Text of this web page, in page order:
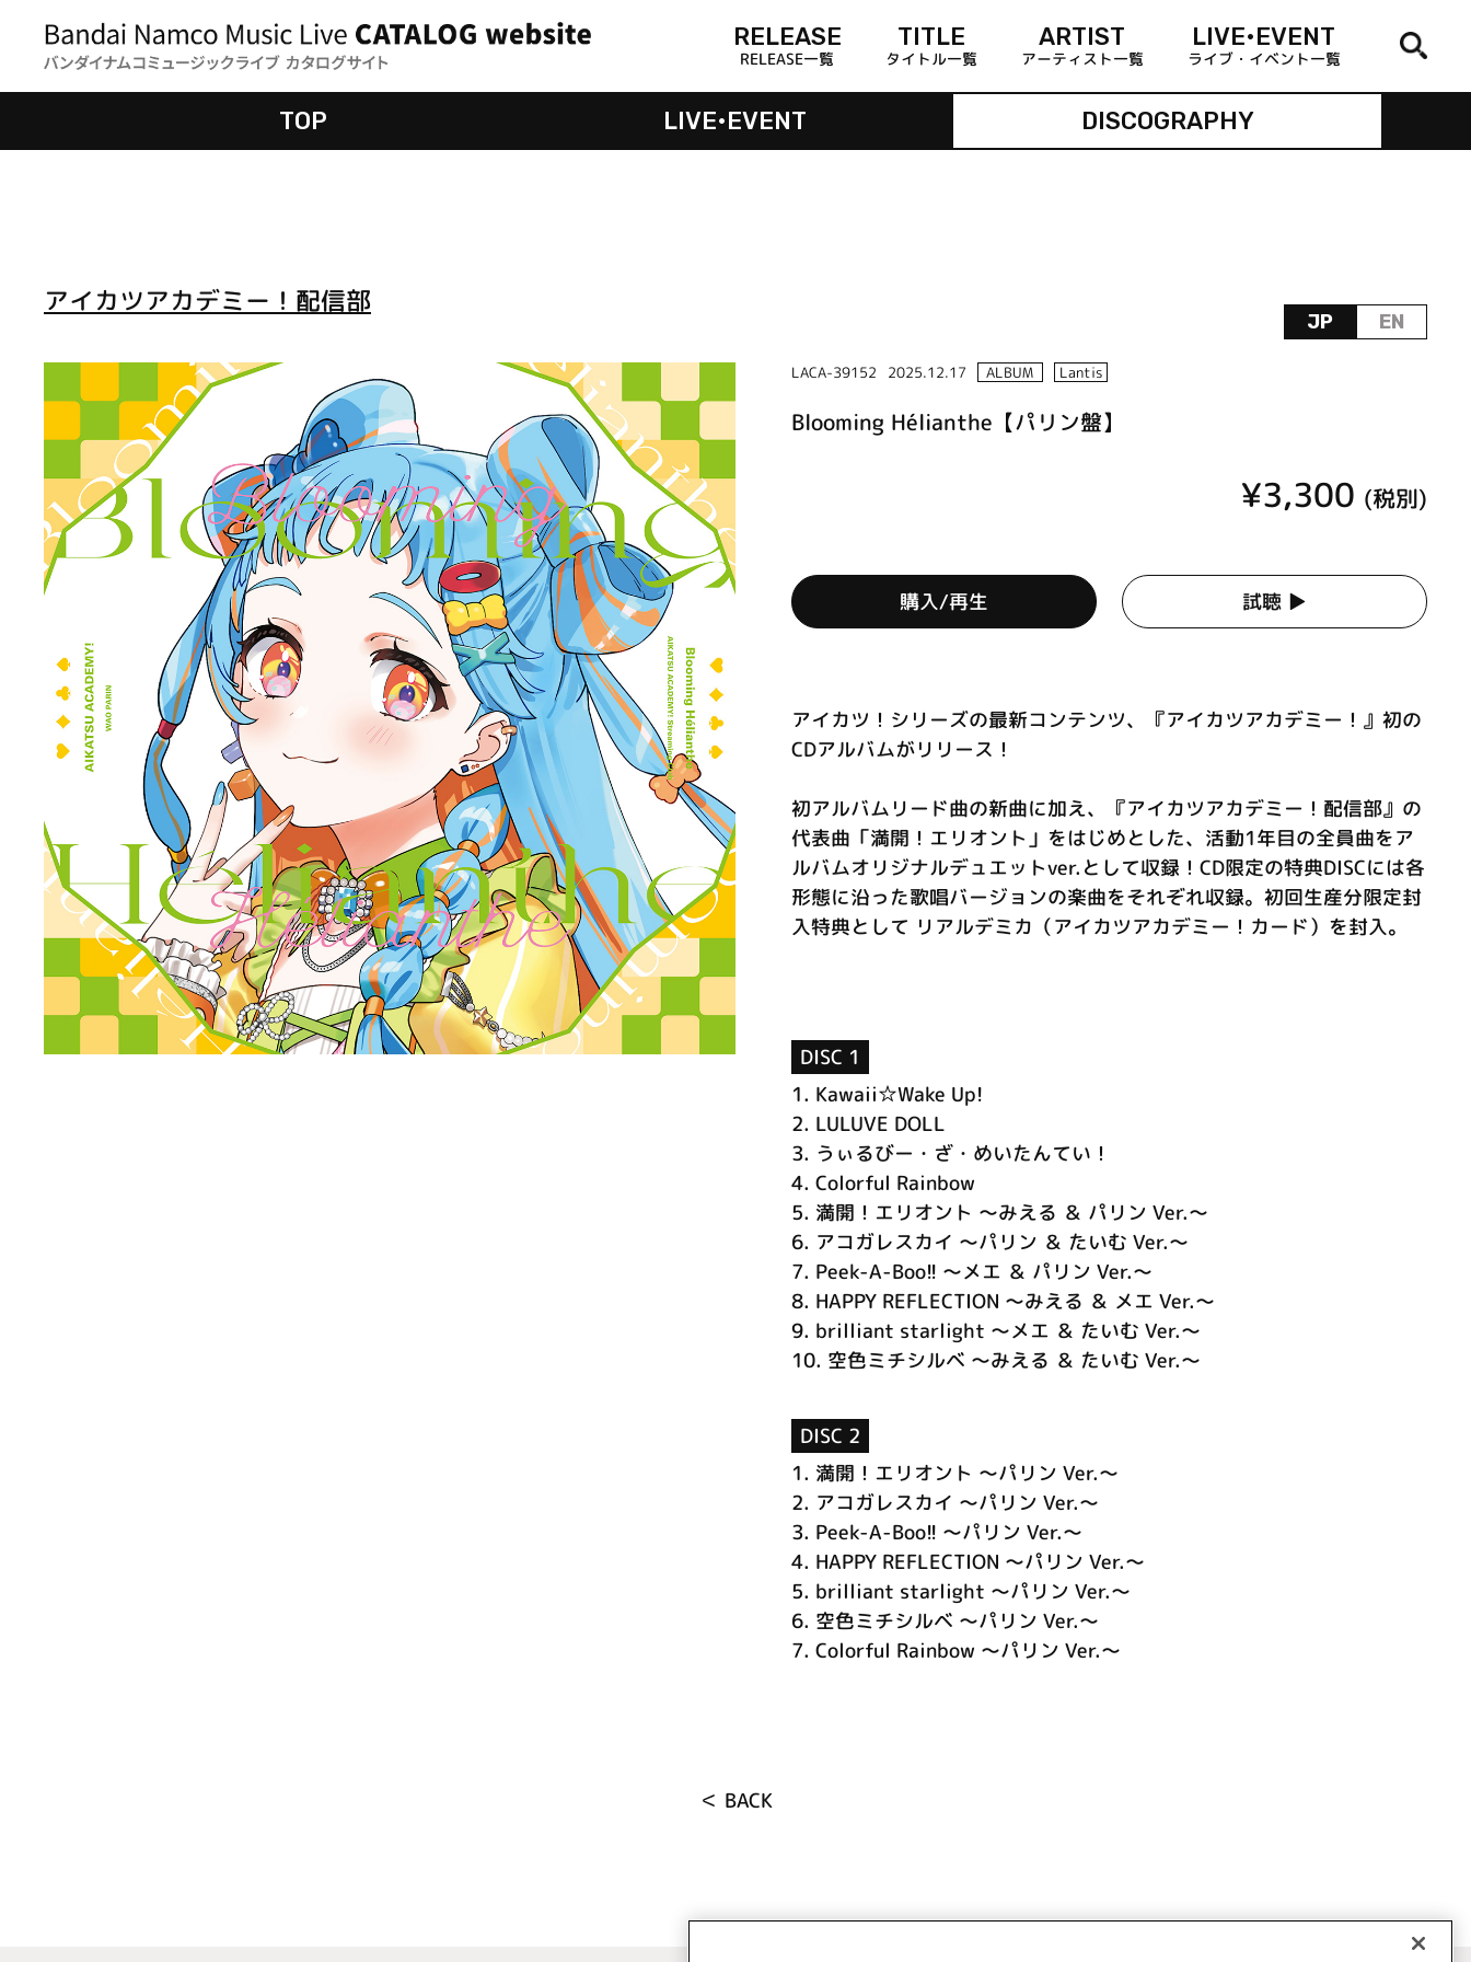
RELEASE
RELEASE一覧
TITLE
タイトル一覧
ARTIST
アーティスト一覧
LIVE•EVENT
ライブ・イベント一覧
TOP LIVE•EVENT DISCOGRAPHY
JP EN
アイカツアカデミー！配信部
LACA-39152 2025.12.17 ALBUM Lantis
Blooming Hélianthe【パリン盤】
¥3,300 (税別)
購入/再生 試聴 ▶︎
アイカツ！シリーズの最新コンテンツ、『アイカツアカデミー！』初の
CDアルバムがリリース！
初アルバムリード曲の新曲に加え、『アイカツアカデミー！配信部』の
代表曲「満開！エリオント」をはじめとした、活動1年目の全員曲をア
ルバムオリジナルデュエットver.として収録！CD限定の特典DISCには各
形態に沿った歌唱バージョンの楽曲をそれぞれ収録。初回生産分限定封
入特典として リアルデミカ（アイカツアカデミー！カード）を封入。
DISC 1
1. Kawaii☆Wake Up!
2. LULUVE DOLL
3. うぃるびー・ざ・めいたんてい！
4. Colorful Rainbow
5. 満開！エリオント ～みえる ＆ パリン Ver.～
6. アコガレスカイ ～パリン ＆ たいむ Ver.～
7. Peek-A-Boo!! ～メエ ＆ パリン Ver.～
8. HAPPY REFLECTION ～みえる ＆ メエ Ver.～
9. brilliant starlight ～メエ ＆ たいむ Ver.～
10. 空色ミチシルベ ～みえる ＆ たいむ Ver.～
DISC 2
1. 満開！エリオント ～パリン Ver.～
2. アコガレスカイ ～パリン Ver.～
3. Peek-A-Boo!! ～パリン Ver.～
4. HAPPY REFLECTION ～パリン Ver.～
5. brilliant starlight ～パリン Ver.～
6. 空色ミチシルベ ～パリン Ver.～
7. Colorful Rainbow ～パリン Ver.～
＜ BACK